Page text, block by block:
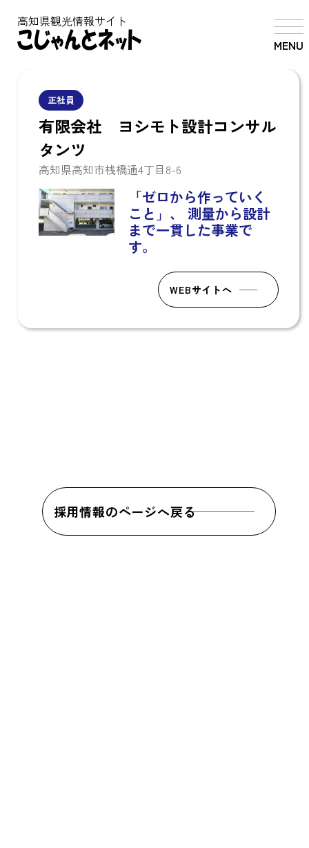
MENU
高知県観光情報サイト
正社員
有限会社 ヨシモト設計コンサル
タンツ
高知県高知市桟橋通4丁目8-6
「ゼロから作っていく
こと」、
測量から設計
まで一貫した事業で
す。
WEBサイトへ
採用情報のページへ戻る